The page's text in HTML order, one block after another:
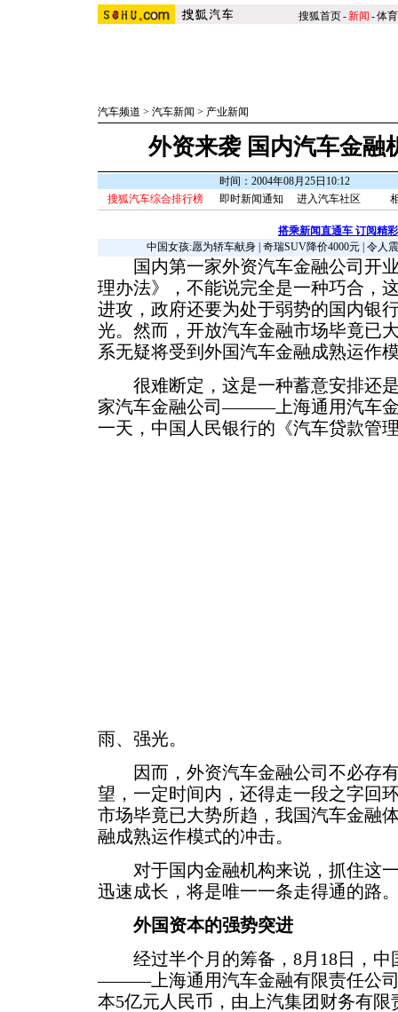
搜狐首页-新闻 -体育
汽车频道 > 汽车新闻 > 产业新闻
外资来袭 国内汽车金融
时间：2004年08月25日10:12
搜狐汽车综合排行榜
即时新闻通知 进入汽车社区
搭乘新闻直通车 订阅精
中国女孩:愿为轿车献身| 奇瑞SUV降价4000元| 令人
国内第一家外资汽车金融公司开业
理办法》，不能说完全是一种巧合，
进攻，政府还要为处于弱势的国内银
光。然而，开放汽车金融市场毕竟已
系无疑将受到外国汽车金融成熟运
很难断定，这是一种蓄意安排还是
家汽车金融公司———上海通用汽车
一天，中国人民银行的《汽车贷款管
雨、强光。
因而，外资汽车金融公司不必存有
望，一定时间内，还得走一段之字回
市场毕竟已大势所趋，我国汽车金融
融成熟运作模式的冲击。
对于国内金融机构来说，抓住这一
迅速成长，将是唯一一条走得通的路
外国资本的强势突进
经过半个月的筹备，8月18日，中
———上海通用汽车金融有限责任公司
本5亿元人民币，由上汽集团财务有